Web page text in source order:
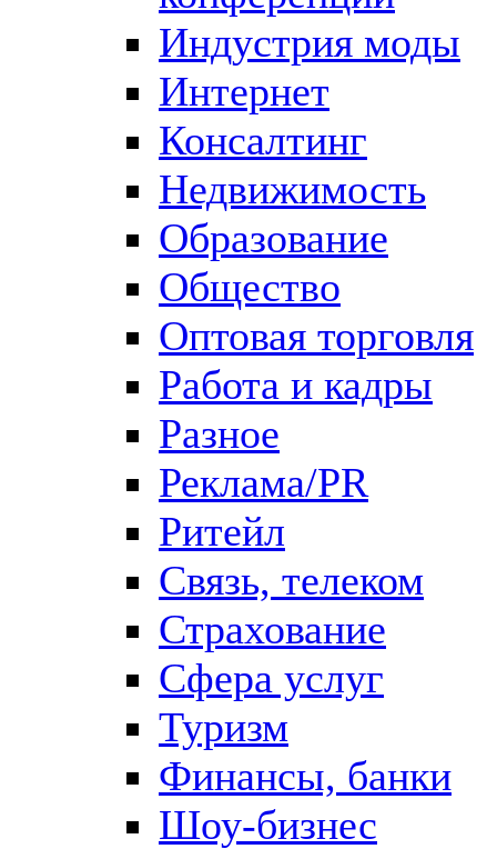
Индустрия моды
Интернет
Консалтинг
Недвижимость
Образование
Общество
Оптовая торговля
Работа и кадры
Разное
Реклама/PR
Ритейл
Связь, телеком
Страхование
Сфера услуг
Туризм
Финансы, банки
Шоу-бизнес